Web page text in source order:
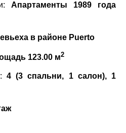
Апартаменты 1989 года
в районе Puerto
123.00 м2
4(3 спальни, 1 салон), 1